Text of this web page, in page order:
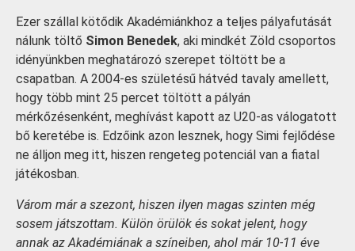
Ezer szállal kötődik Akadémiánkhoz a teljes pályafutását
nálunk töltő Simon Benedek, aki mindkét Zöld csoportos
idényünkben meghatározó szerepet töltött be a
csapatban. A 2004-es születésű hátvéd tavaly amellett,
hogy több mint 25 percet töltött a pályán
mérkőzésenként, meghívást kapott az U20-as válogatott
bő keretébe is. Edzőink azon lesznek, hogy Simi fejlődése
ne álljon meg itt, hiszen rengeteg potenciál van a fiatal
játékosban.
Várom már a szezont, hiszen ilyen magas szinten még
sosem játszottam. Külön örülök és sokat jelent, hogy
annak az Akadémiának a színeiben, ahol már 10-11 éve